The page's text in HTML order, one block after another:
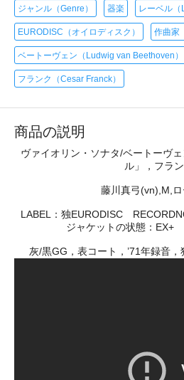
ジャンル（Genre） 器楽 レーベル（
EURODISC（オイロディスク） 作曲家
ベートーヴェン（Ludwig van Beethoven）
フランク（Cesar Franck）
商品の説明
ヴァイオリン・ソナタ/ベートーヴ
ル」，フラ
藤川真弓(vn),M,
LABEL：独EURODISC
ジャケットの状態：EX+
灰/黒GG，表コート，’71年録音